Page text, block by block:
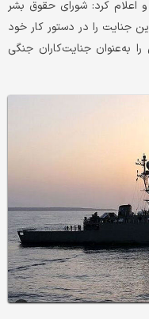
کرد: شورای حقوق بشر
جنایت را در دستور کار خود
به‌عنوان جنایت‌کاران جنگی